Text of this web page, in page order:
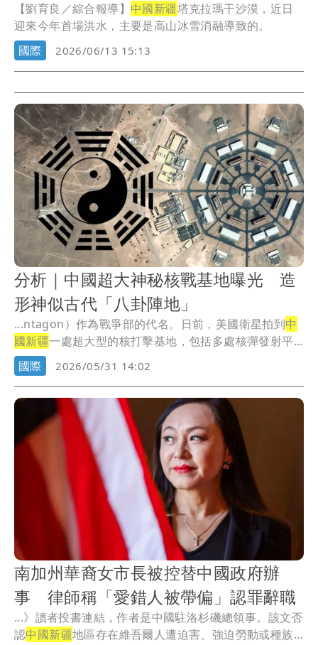
【劉育良／綜合報導】 中國新疆塔克拉瑪干沙漠，近日
迎來今年首場洪水，主要是高山冰雪消融導致的。
國際
2026/06/13 15:13
分析｜中國超大神秘核戰基地曝光 造
形神似古代「八卦陣地」
...ntagon）作為戰爭部的代名。日前，美國衛星拍到中
國新疆一處超大型的核打擊基地，包括多處核彈發射平...
國際
2026/05/31 14:02
南加州華裔女市長被控替中國政府辦
事 律師稱「愛錯人被帶偏」認罪辭職
...》讀者投書連結，作者是中國駐洛杉磯總領事。該文否
認中國新疆地區存在維吾爾人遭迫害、強迫勞動或種族